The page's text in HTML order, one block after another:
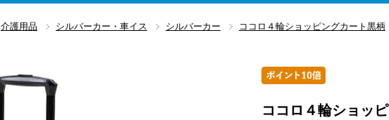
介護用品 シルバーカー・車イス シルバーカー ココロ４輪ショッピングカート黒柄
ココロ４輪ショッ